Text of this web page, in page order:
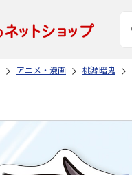
アニメ・漫画 桃源暗鬼